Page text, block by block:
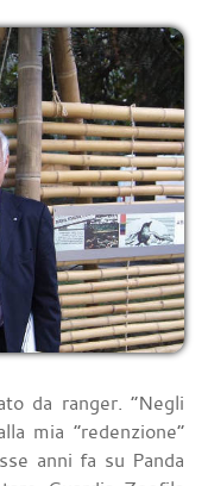
da ranger. “Negli
mia “redenzione”
anni fa su Panda